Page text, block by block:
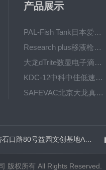
产品展示
PAL-Fish Tank日本爱拓 鱼塘盐度计 数显便携式折光仪
Research plus移液枪艾本德移液器单道可调量程加样枪
大龙dTrite数显电子滴定器高精度数字滴定仪
KDC-12中科中佳低速离心机-（牙科种植专用）
SAFEVAC北京大龙真空吸液器
版权所有 All Rights Reserved.